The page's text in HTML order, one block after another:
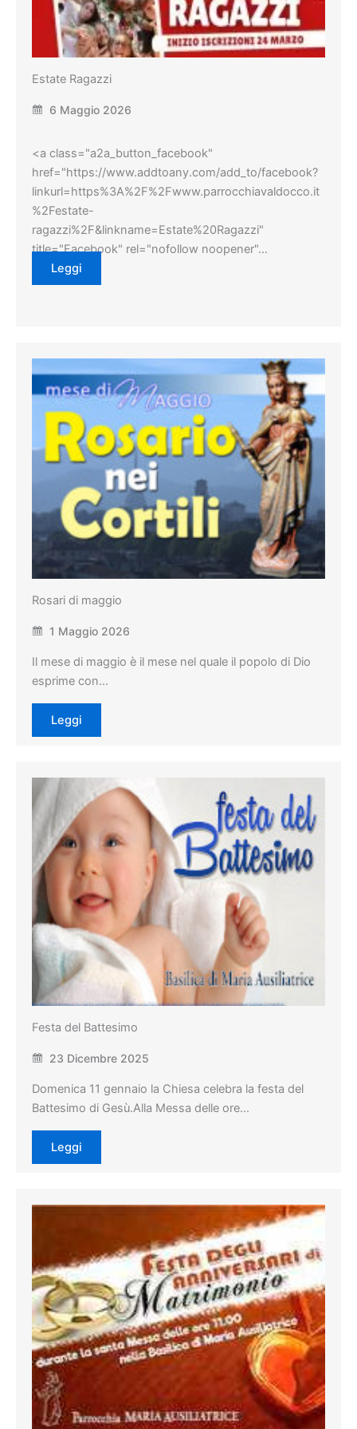
Estate Ragazzi
6 Maggio 2026
<a class="a2a_button_facebook"
href="https://www.addtoany.com/add_to/facebook?
linkurl=https%3A%2F%2Fwww.parrocchiavaldocco.it
%2Festate-
ragazzi%2F&linkname=Estate%20Ragazzi"
title="Facebook" rel="nofollow noopener"…
Leggi
Rosari di maggio
1 Maggio 2026
Il mese di maggio è il mese nel quale il popolo di Dio
esprime con…
Leggi
Festa del Battesimo
23 Dicembre 2025
Domenica 11 gennaio la Chiesa celebra la festa del
Battesimo di Gesù.Alla Messa delle ore…
Leggi